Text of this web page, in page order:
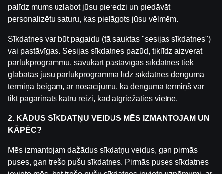
Saistītās ziņas
UFC | EDWARDS VS. BRADY| Podkāsts ''1.RAUNDS''
2025. g. 25. marts
UFC 313 | PEREIRA VS. ANKALAEV| Podkāsts
byDāvis 2025. g. 13. marts
UFC 311 | MAKHACHEV vs. TSARUKYAN 2 | Podkāsts
palīdz mums uzlabot jūsu pieredzi un piedāvāt
personalizētu saturu, kas pielāgots jūsu vēlmēm.
Sīkdatnes var būt pagaidu (tā sauktas "sesijas sīkdatnes")
vai pastāvīgas. Sesijas sīkdatnes pazūd, tiklīdz aizverat
pārlūkprogrammu, savukārt pastāvīgās sīkdatnes tiek
glabātas jūsu pārlūkprogrammā līdz sīkdatnes derīguma
termiņa beigām, ar nosacījumu, ka derīguma termiņš var
tikt pagarināts katru reizi, kad atgriežaties vietnē.
2. KĀDUS SĪKDATŅU VEIDUS MĒS IZMANTOJAM UN
KĀPĒC?
Mēs izmantojam dažādus sīkdatņu veidus, gan pirmās
puses, gan trešo pušu sīkdatnes. Pirmās puses sīkdatnes